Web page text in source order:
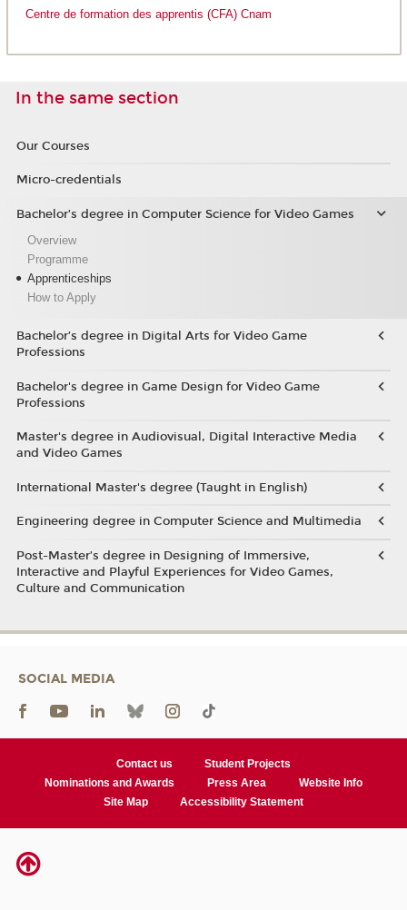
Centre de formation des apprentis (CFA) Cnam
In the same section
Our Courses
Micro-credentials
Bachelor’s degree in Computer Science for Video Games
Overview
Programme
Apprenticeships
How to Apply
Bachelor’s degree in Digital Arts for Video Game
Professions
Bachelor's degree in Game Design for Video Game
Professions
Master's degree in Audiovisual, Digital Interactive Media
and Video Games
International Master's degree (Taught in English)
Engineering degree in Computer Science and Multimedia
Post-Master’s degree in Designing of Immersive,
Interactive and Playful Experiences for Video Games,
Culture and Communication
SOCIAL MEDIA
Contact us
Student Projects
Nominations and Awards
Press Area
Website Info
Site Map
Accessibility Statement